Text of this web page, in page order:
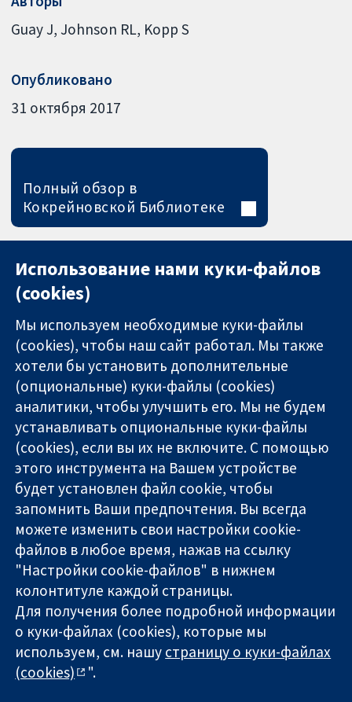
Guay J Johnson RL Kopp S
Опубликовано
31 октября 2017
Полный обзор в
Кокрейновской Библиотеке
Надёжные
доказательства
Информированные
решения
Во благо
здоровья
11-13 Cavendish
Square
London
W1G 0AN
United Kingdom
Связаться с
нами
Новости
Пресс-
служба
О нас
Работа
Cochrane
Library
The Cochrane Collaboration is a charity (no. 1045921) and a
company limited by guarantee (no. 03044323) registered in
England & Wales. VAT registration number GB 718 2127 49.
Copyright © 2026 The Cochrane Collaboration
Использование нами куки-файлов
(cookies)
Мы используем необходимые куки-файлы
(cookies), чтобы наш сайт работал. Мы также
хотели бы установить дополнительные
(опциональные) куки-файлы (cookies)
аналитики, чтобы улучшить его. Мы не будем
устанавливать опциональные куки-файлы
(cookies), если вы их не включите. С помощью
этого инструмента на Вашем устройстве
будет установлен файл cookie, чтобы
запомнить Ваши предпочтения. Вы всегда
можете изменить свои настройки cookie-
файлов в любое время, нажав на ссылку
"Настройки cookie-файлов" в нижнем
колонтитуле каждой страницы.
Для получения более подробной информации
о куки-файлах (cookies), которые мы
используем, см. нашу страницу о куки-файлах
(cookies)
".